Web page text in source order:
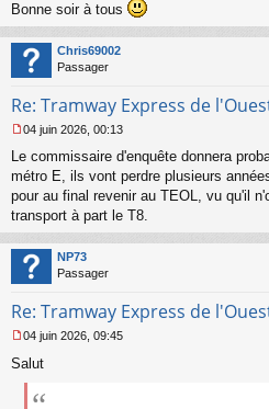
l
u
Bonne soir à tous
Chris69002
Passager
Re: Tramway Express de
e
s
s
g
n
o
l
u
04 juin 2026, 00:13
Le commissaire d'enquête donnera
métro E, ils vont perdre plusieurs
pour au final revenir au TEOL, vu qu'il
transport à part le T8.
NP73
Passager
Re: Tramway Express de
e
s
04 juin 2026, 09:45
Salut